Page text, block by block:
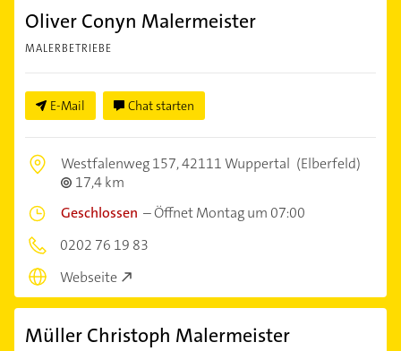
Oliver Conyn Malermeister
MALERBETRIEBE
E-Mail Chat starten
Westfalenweg 157,42111 Wuppertal (Elberfeld)
17,4 km
Geschlossen –Öffnet Montag um 07:00
0202 76 19 83
Webseite
Müller Christoph Malermeister